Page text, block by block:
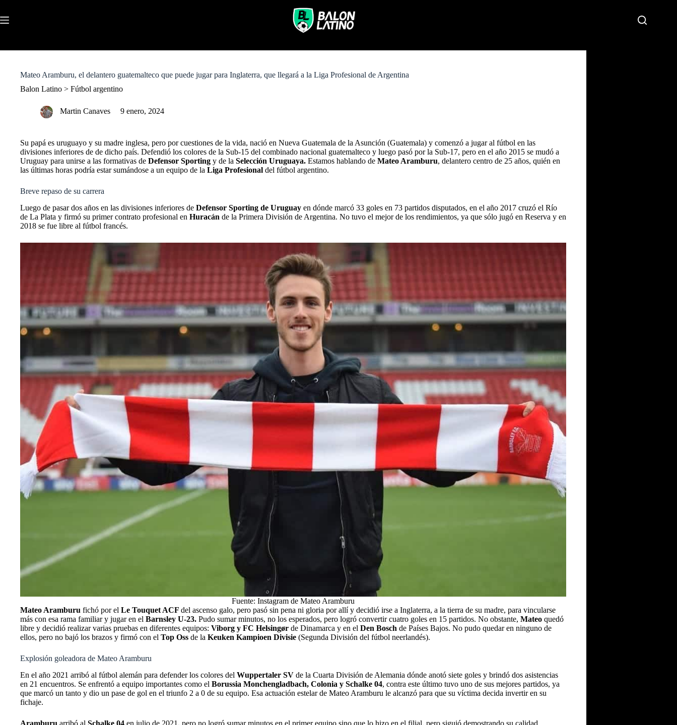
i
o
Mateo Aramburu, el delantero guatemalteco que puede jugar para Inglaterra, que llegará a la Liga Profesional de Argentina
Balon Latino > Fútbol argentino
Martin Canaves 9 enero, 2024
Su papá es uruguayo y su madre inglesa, pero por cuestiones de la vida, nació en Nueva Guatemala de la Asunción (Guatemala) y comenzó a jugar al fútbol en las
divisiones inferiores de de dicho país. Defendió los colores de la Sub-15 del combinado nacional guatemalteco y luego pasó por la Sub-17, pero en el año 2015 se mudó a
Uruguay para unirse a las formativas de Defensor Sporting y de la Selección Uruguaya. Estamos hablando de Mateo Aramburu, delantero centro de 25 años, quién en
las últimas horas podría estar sumándose a un equipo de la Liga Profesional del fútbol argentino.
Breve repaso de su carrera
Luego de pasar dos años en las divisiones inferiores de Defensor Sporting de Uruguay en dónde marcó 33 goles en 73 partidos disputados, en el año 2017 cruzó el Río
de La Plata y firmó su primer contrato profesional en Huracán de la Primera División de Argentina. No tuvo el mejor de los rendimientos, ya que sólo jugó en Reserva y en
2018 se fue libre al fútbol francés.
Fuente: Instagram de Mateo Aramburu
Mateo Aramburu fichó por el Le Touquet ACF del ascenso galo, pero pasó sin pena ni gloria por allí y decidió irse a Inglaterra, a la tierra de su madre, para vincularse
más con esa rama familiar y jugar en el Barnsley U-23. Pudo sumar minutos, no los esperados, pero logró convertir cuatro goles en 15 partidos. No obstante, Mateo quedó
libre y decidió realizar varias pruebas en diferentes equipos: Viborg y FC Helsingør de Dinamarca y en el Den Bosch de Países Bajos. No pudo quedar en ninguno de
ellos, pero no bajó los brazos y firmó con el Top Oss de la Keuken Kampioen Divisie (Segunda División del fútbol neerlandés).
Explosión goleadora de Mateo Aramburu
En el año 2021 arribó al fútbol alemán para defender los colores del Wuppertaler SV de la Cuarta División de Alemania dónde anotó siete goles y brindó dos asistencias
en 21 encuentros. Se enfrentó a equipo importantes como el Borussia Monchengladbach, Colonia y Schalke 04, contra este último tuvo uno de sus mejores partidos, ya
que marcó un tanto y dio un pase de gol en el triunfo 2 a 0 de su equipo. Esa actuación estelar de Mateo Aramburu le alcanzó para que su víctima decida invertir en su
fichaje.